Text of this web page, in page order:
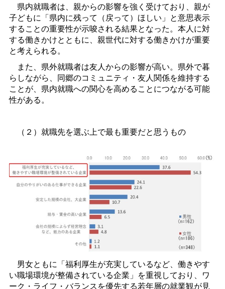
県内就職者は、親からの影響を強く受けており、親が
子どもに「県内に残って（戻って）ほしい」と意思表示
することの重要性が示唆される結果となった。本人に対
する働きかけとともに、親世代に対する働きかけが重要
と考えられる。
また、県外就職者は友人からの影響が高い。県外で暮
らしながら、同郷のコミュニティ・友人関係を維持する
ことが、県内就職への関心を高めることにつながる可能
性がある。
（２）就職先を選ぶ上で最も重要だと思うもの
男女ともに「福利厚生が充実しているなど、働きやす
い職場環境が整備されている企業」を重視しており、ワ
ーク・ライフ・バランスを優先する若年層の就業観が見